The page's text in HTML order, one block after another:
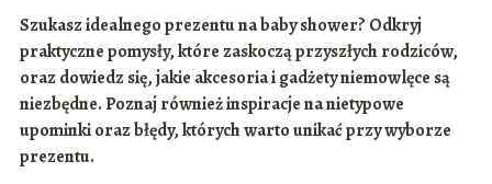
Szukasz idealnego prezentu na baby shower? Odkryj
praktyczne pomysły, które zaskoczą przyszłych rodziców,
oraz dowiedz się, jakie akcesoria i gadżety niemowlęce są
niezbędne. Poznaj również inspiracje na nietypowe
upominki oraz błędy, których warto unikać przy wyborze
prezentu.